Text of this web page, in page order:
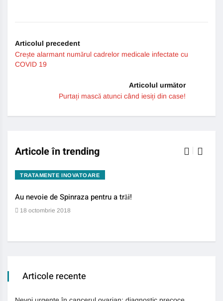
Articolul precedent
Crește alarmant numărul cadrelor medicale infectate cu
COVID 19
Articolul următor
Purtați mască atunci când iesiți din case!
Articole în trending
TRATAMENTE INOVATOARE
Au nevoie de Spinraza pentru a trăi!
18 octombrie 2018
Articole recente